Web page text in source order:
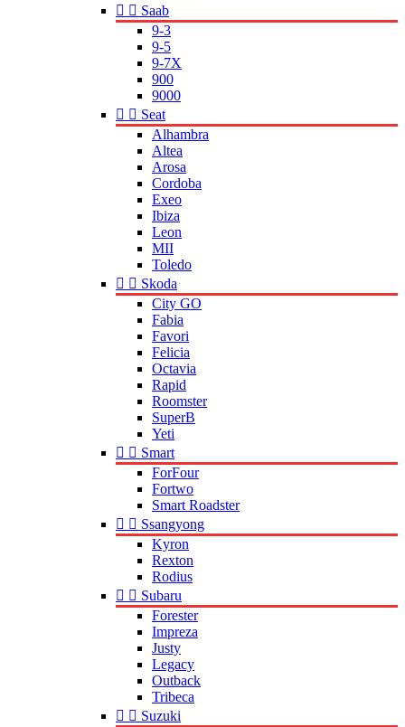
  Saab
9-3
9-5
9-7X
900
9000
  Seat
Alhambra
Altea
Arosa
Cordoba
Exeo
Ibiza
Leon
MII
Toledo
  Skoda
City GO
Fabia
Favori
Felicia
Octavia
Rapid
Roomster
SuperB
Yeti
  Smart
ForFour
Fortwo
Smart Roadster
  Ssangyong
Kyron
Rexton
Rodius
  Subaru
Forester
Impreza
Justy
Legacy
Outback
Tribeca
  Suzuki